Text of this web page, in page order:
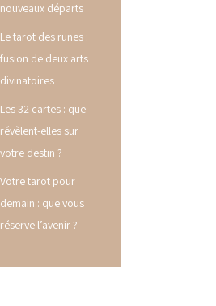
nouveaux départs
Le tarot des runes :
fusion de deux arts
divinatoires
Les 32 cartes : que
révèlent-elles sur
votre destin ?
Votre tarot pour
demain : que vous
réserve l’avenir ?